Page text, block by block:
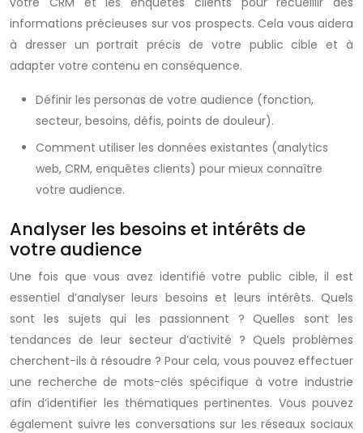
informations précieuses sur vos prospects. Cela vous aidera
à dresser un portrait précis de votre public cible et à
adapter votre contenu en conséquence.
Définir les personas de votre audience (fonction,
secteur, besoins, défis, points de douleur).
Comment utiliser les données existantes (analytics
web, CRM, enquêtes clients) pour mieux connaître
votre audience.
Analyser les besoins et intérêts de
votre audience
Une fois que vous avez identifié votre public cible, il est
essentiel d’analyser leurs besoins et leurs intérêts. Quels
sont les sujets qui les passionnent ? Quelles sont les
tendances de leur secteur d’activité ? Quels problèmes
cherchent-ils à résoudre ? Pour cela, vous pouvez effectuer
une recherche de mots-clés spécifique à votre industrie
afin d’identifier les thématiques pertinentes. Vous pouvez
également suivre les conversations sur les réseaux sociaux